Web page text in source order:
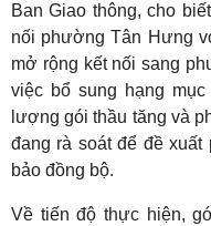
Ban Giao thông, cho
nối phường Tân Hưng
mở rộng kết nối sang
việc bổ sung hạng
lượng gói thầu tăng và
đang rà soát để đề
bảo đồng bộ.
Về tiến độ thực hiện,